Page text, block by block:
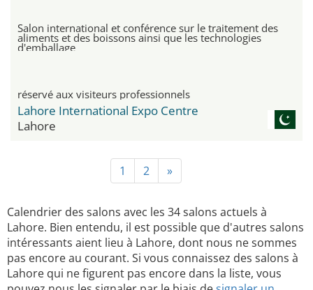
Salon international et conférence sur le traitement des
aliments et des boissons ainsi que les technologies
d'emballage
réservé aux visiteurs professionnels
Lahore International Expo Centre
Lahore
1 2 »
Calendrier des salons avec les 34 salons actuels à
Lahore. Bien entendu, il est possible que d'autres salons
intéressants aient lieu à Lahore, dont nous ne sommes
pas encore au courant. Si vous connaissez des salons à
Lahore qui ne figurent pas encore dans la liste, vous